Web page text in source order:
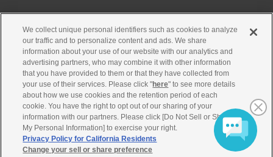
Cookieポリシー
アクセシビリティ方針
古物営業法に基づく表示
製品・事業のお問合せ
We collect unique personal identifiers such as cookies to analyze
our traffic and to personalize content and ads. We share
information about your use of our website with our analytics and
advertising partners, who may combine it with other information
that you have provided to them or that they have collected from
your use of their services. Please click "here" to see more details
about how we use cookies and the retention period of each
cookie. You have the right to opt out of our sharing of your
information with our partners. Please click [Do Not Sell or Share
My Personal Information] to exercise your right.
Privacy Policy for California Residents
Change your sell or share preference